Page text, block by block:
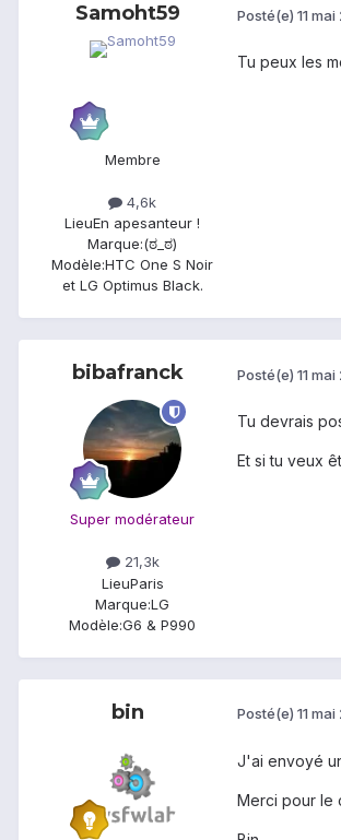
Samoht59
Membre
4,6k
LieuEn apesanteur !
Marque:(ಠ_ಠ)
Modèle:HTC One S Noir
et LG Optimus Black.
Posté(e) 11 mai
Tu peux les
bibafranck
Super modérateur
21,3k
LieuParis
Marque:LG
Modèle:G6 & P990
Posté(e) 11 mai
Tu devrais
Et si tu veux
bin Posté(e) 11 mai
J'ai envoyé
Merci pour le